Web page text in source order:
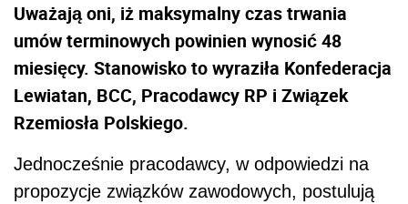
Uważają oni, iż maksymalny czas trwania
umów terminowych powinien wynosić 48
miesięcy. Stanowisko to wyraziła Konfederacja
Lewiatan, BCC, Pracodawcy RP i Związek
Rzemiosła Polskiego.
Jednocześnie pracodawcy, w odpowiedzi na
propozycje związków zawodowych, postulują